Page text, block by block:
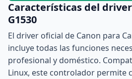
Características del
G1530
El driver oficial de Canon para
incluye todas las funciones
profesional y doméstico.
Linux, este controlador permite